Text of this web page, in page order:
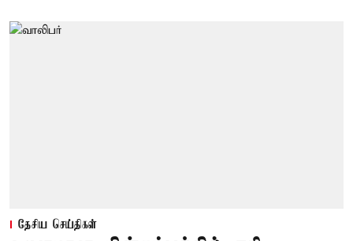
தேசிய செய்திகள்